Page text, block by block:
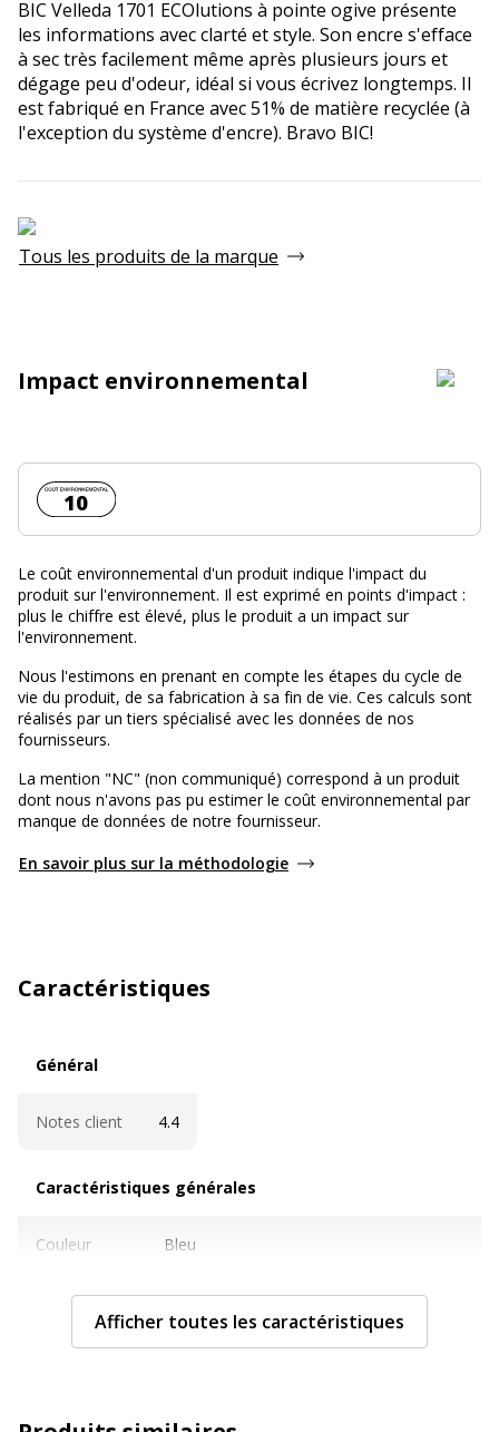
BIC Velleda 1701 ECOlutions à pointe ogive présente
les informations avec clarté et style. Son encre s'efface
à sec très facilement même après plusieurs jours et
dégage peu d'odeur, idéal si vous écrivez longtemps. Il
est fabriqué en France avec 51% de matière recyclée (à
l'exception du système d'encre). Bravo BIC!
Tous les produits de la marque
Impact environnemental
Coût environnemental :
10
Le coût environnemental d'un produit indique l'impact du
produit sur l'environnement. Il est exprimé en points d'impact :
plus le chiffre est élevé, plus le produit a un impact sur
l'environnement.
Nous l'estimons en prenant en compte les étapes du cycle de
vie du produit, de sa fabrication à sa fin de vie. Ces calculs sont
réalisés par un tiers spécialisé avec les données de nos
fournisseurs.
La mention "NC" (non communiqué) correspond à un produit
dont nous n'avons pas pu estimer le coût environnemental par
manque de données de notre fournisseur.
En savoir plus sur la méthodologie
Caractéristiques
Général
Notes client 4.4
Caractéristiques générales
Couleur Bleu
Quantité
1
Afficher toutes les caractéristiques